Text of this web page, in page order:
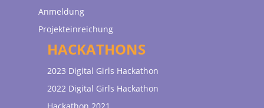
Anmeldung
Projekteinreichung
HACKATHONS
2023 Digital Girls Hackathon
2022 Digital Girls Hackathon